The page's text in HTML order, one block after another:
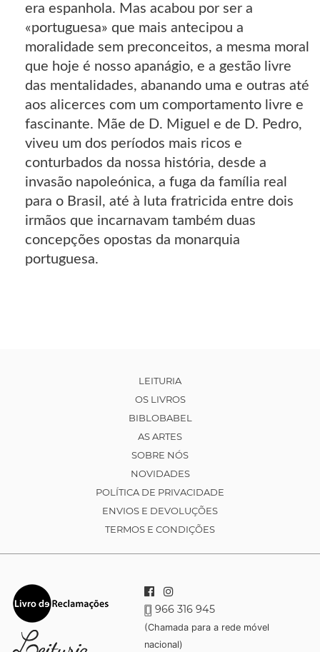
era espanhola. Mas acabou por ser a
«portuguesa» que mais antecipou a
moralidade sem preconceitos, a mesma moral
que hoje é nosso apanágio, e a gestão livre
das mentalidades, abanando uma e outras até
aos alicerces com um comportamento livre e
fascinante. Mãe de D. Miguel e de D. Pedro,
viveu um dos períodos mais ricos e
conturbados da nossa história, desde a
invasão napoleónica, a fuga da família real
para o Brasil, até à luta fratricida entre dois
irmãos que incarnavam também duas
concepções opostas da monarquia
portuguesa.
LEITURIA
OS LIVROS
BIBLOBABEL
AS ARTES
SOBRE NÓS
NOVIDADES
POLÍTICA DE PRIVACIDADE
ENVIOS E DEVOLUÇÕES
TERMOS E CONDIÇÕES
966 316 945
(Chamada para a rede móvel
nacional)